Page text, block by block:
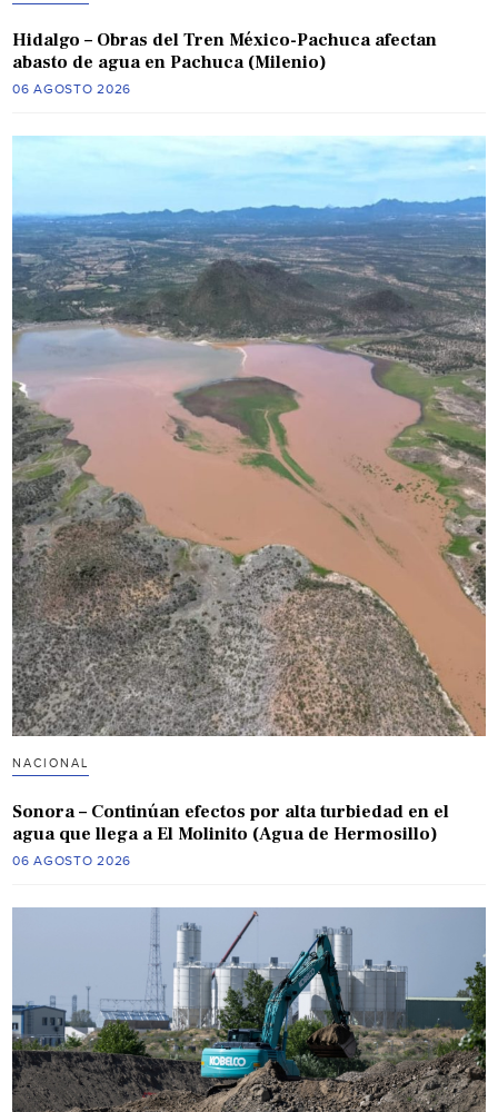
Hidalgo – Obras del Tren México-Pachuca afectan
abasto de agua en Pachuca (Milenio)
06 AGOSTO 2026
NACIONAL
Sonora – Continúan efectos por alta turbiedad en el
agua que llega a El Molinito (Agua de Hermosillo)
06 AGOSTO 2026